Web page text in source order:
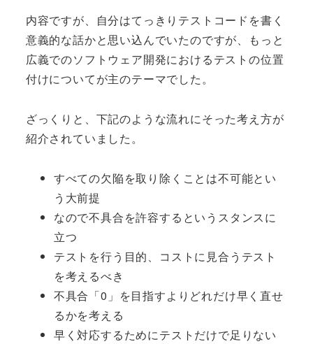
内容ですが、自分はてっきりテストコードを書く
意義的な話かと思い込んでいたのですが、もっと
広義でのソフトウェア開発におけるテストの位置
付けについてが主のテーマでした。
ざっくりと、下記のような流れにそった考え方が
紹介されていました。
すべての欠陥を取り除くことは不可能とい
う大前提
なので不具合を許容するというスタンスに
立つ
テストを行う目的、コストに見合うテスト
を考えるべき
不具合「0」を目指すよりどれだけ早く直せ
るかを考える
早く対応するためにテストだけで足りない